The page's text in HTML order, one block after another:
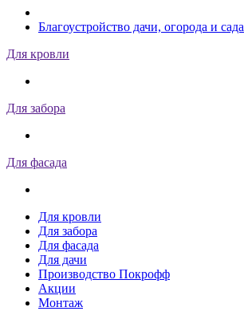
Благоустройство дачи, огорода и сада
Для кровли
Для забора
Для фасада
Для кровли
Для забора
Для фасада
Для дачи
Производство Покрофф
Акции
Монтаж